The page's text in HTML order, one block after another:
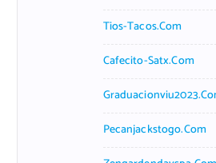
Tios-Tacos.com
Cafecito-Satx.com
Pecanjackstogo.com